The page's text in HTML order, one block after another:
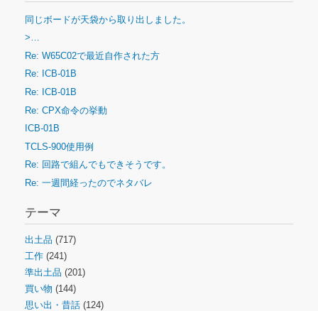
同じボードが天袋から取り出しました。
>…
Re: W65C02で最近自作された方
Re: ICB-01B
Re: ICB-01B
Re: CPX命令の挙動
ICB-01B
TCLS-900使用例
Re: 回路で組んでもできそうです。
Re: 一週間経ったのでネタバレ
テーマ
出土品 (717)
工作 (241)
準出土品 (201)
買い物 (144)
思い出・昔話 (124)